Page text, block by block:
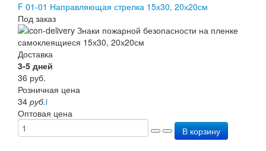
Статьи
Публичная оферта
Сертификаты
Вопрос-Ответ
Контакты
Пожарное оборудование
Перезарядка
Перезарядка ОП
Перезарядка ОУ
Перезарядка ОВП
F 01-01 Направляющая стрелка 15х30, 20х20см
Под заказ
Доставка
3-5 дней
36 руб.
Розничная цена
34 руб.i
Оптовая цена
В корзину